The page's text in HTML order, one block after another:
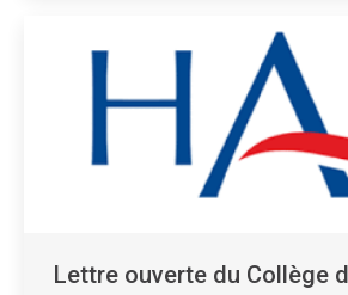
Lettre ouverte du Collège